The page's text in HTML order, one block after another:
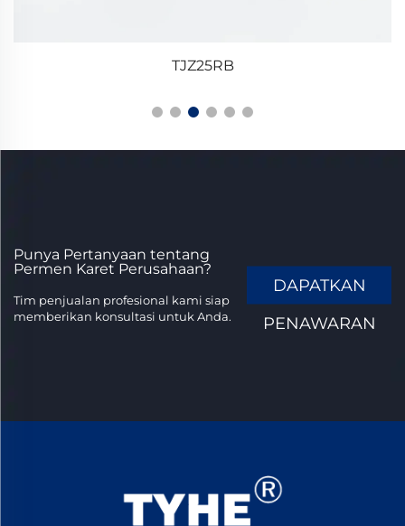
TJZ25RB
Punya Pertanyaan tentang
Permen Karet Perusahaan?
Tim penjualan profesional kami siap
memberikan konsultasi untuk Anda.
DAPATKAN
PENAWARAN